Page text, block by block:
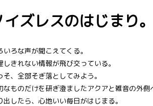
イズレスのはじまり
いろな声が聞こえてくる。
しきれない情報が飛び交っている。
そ、全部そぎ落としてみよう。
なものだけを研ぎ澄ましたアクアと雑音の外側
出したら、心地いい毎日がはじまる。